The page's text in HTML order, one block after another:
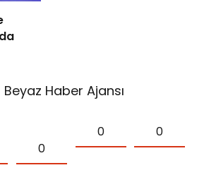
Haber Ajansı
0
0 0